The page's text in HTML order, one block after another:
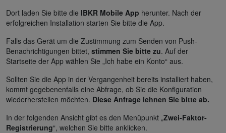
Dort laden Sie bitte die IBKR Mobile App herunter. Nach der
erfolgreichen Installation starten Sie bitte die App.
Falls das Gerät um die Zustimmung zum Senden von Push-
Benachrichtigungen bittet, stimmen Sie bitte zu. Auf der
Startseite der App wählen Sie „Ich habe ein Konto“ aus.
Sollten Sie die App in der Vergangenheit bereits installiert haben,
kommt gegebenenfalls eine Abfrage, ob Sie die Konfiguration
wiederherstellen möchten. Diese Anfrage lehnen Sie bitte ab.
In der folgenden Ansicht gibt es den Menüpunkt „Zwei-Faktor-
Registrierung“, welchen Sie bitte anklicken.